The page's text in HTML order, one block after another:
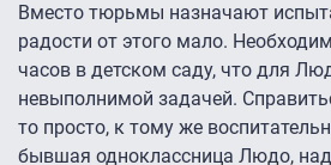
Вместо тюрьмы назначают
радости от этого мало.
часов в детском саду, что для
невыполнимой задачей.
то просто, к тому же
бывшая одноклассница Людо,